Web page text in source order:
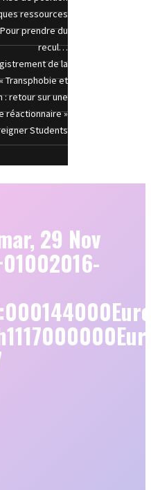
ressources
Pour prendre du
recul…
de la
Transphobie et
: retour sur une
réactionnaire »
Students
29 Nov